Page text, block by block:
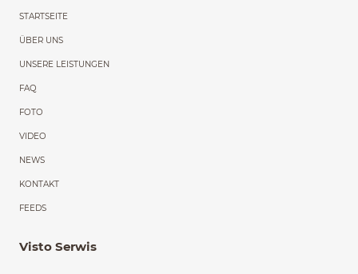
Menu główne
STARTSEITE
ÜBER UNS
UNSERE LEISTUNGEN
FAQ
FOTO
VIDEO
NEWS
KONTAKT
FEEDS
Visto Serwis